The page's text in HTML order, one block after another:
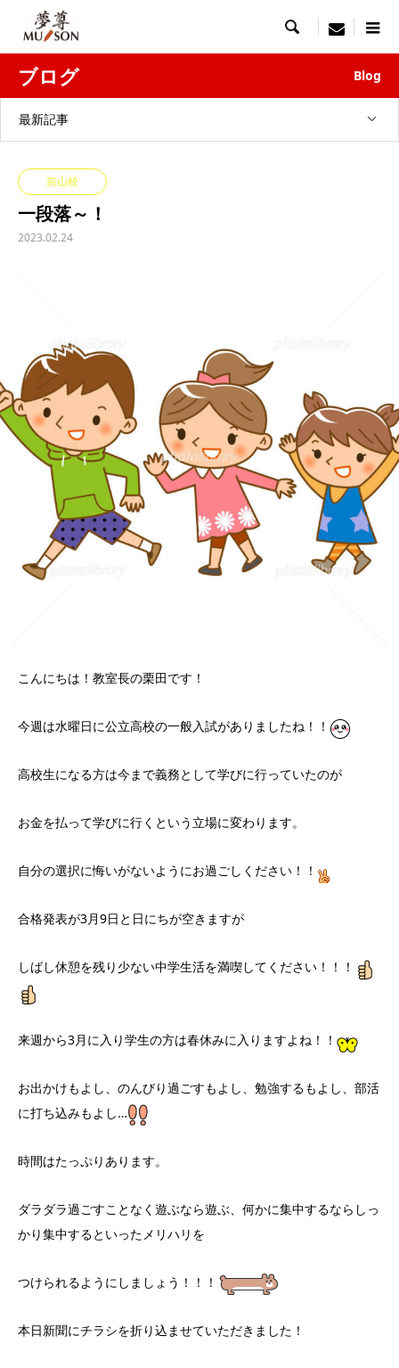
 menu
ブログ Blog
最新記事
前山校
一段落～！
2023.02.24
こんにちは！教室長の栗田です！
今週は水曜日に公立高校の一般入試がありましたね！！
高校生になる方は今まで義務として学びに行っていたのが
お金を払って学びに行くという立場に変わります。
自分の選択に悔いがないようにお過ごしください！！
合格発表が3月9日と日にちが空きますが
しばし休憩を残り少ない中学生活を満喫してください！！！
来週から3月に入り学生の方は春休みに入りますよね！！
お出かけもよし、のんびり過ごすもよし、勉強するもよし、部活
に打ち込みもよし…
時間はたっぷりあります。
ダラダラ過ごすことなく遊ぶなら遊ぶ、何かに集中するならしっ
かり集中するといったメリハリを
つけられるようにしましょう！！！
本日新聞にチラシを折り込ませていただきました！